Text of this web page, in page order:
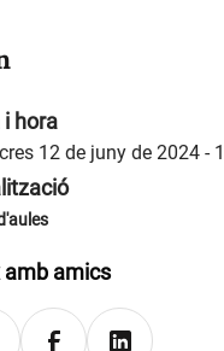
i hora
12 de juny de 2024 -
amics